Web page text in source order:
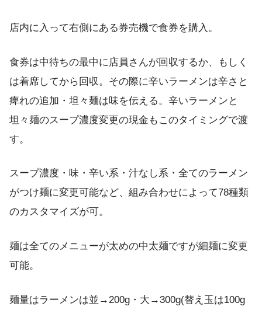
店内に入って右側にある券売機で食券を購入。
食券は中待ちの最中に店員さんが回収するか、もしく
は着席してから回収。その際に辛いラーメンは辛さと
痺れの追加・坦々麺は味を伝える。辛いラーメンと
坦々麺のスープ濃度変更の現金もこのタイミングで渡
す。
スープ濃度・味・辛い系・汁なし系・全てのラーメン
がつけ麺に変更可能など、組み合わせによって78種類
のカスタマイズが可。
麺は全てのメニューが太めの中太麺ですが細麺に変更
可能。
麺量はラーメンは並→200g・大→300g(替え玉は100g